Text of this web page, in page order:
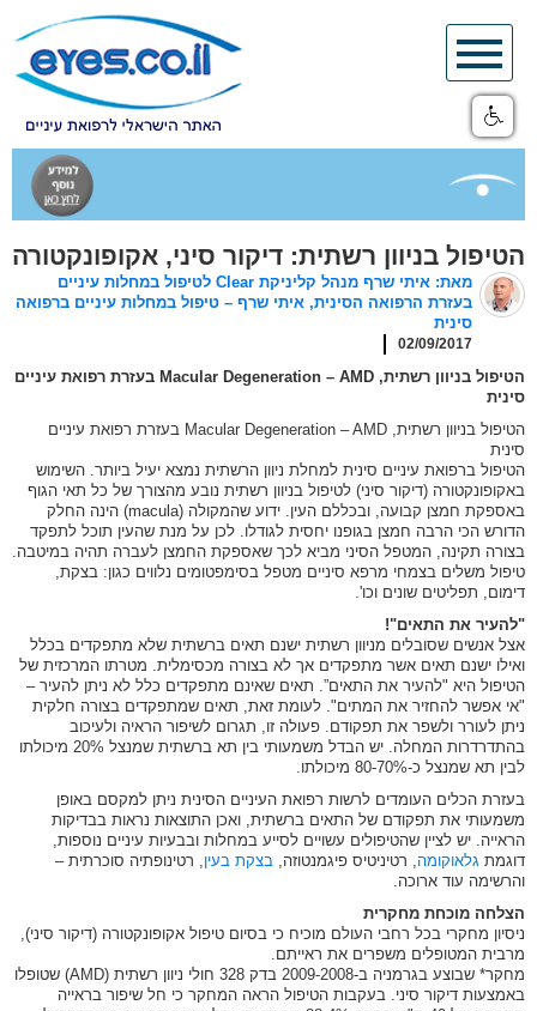
Skip
content
הטיפול בניוון רשתית: דיקור סיני, אקופונקטורה
מאת: איתי שרף מנהל קליניקת Clear לטיפול במחלות עיניים
בעזרת הרפואה הסינית, איתי שרף – טיפול במחלות עיניים ברפואה
סינית
02/09/2017
הטיפול בניוון רשתית, Macular Degeneration – AMD בעזרת רפואת עיניים
סינית
הטיפול בניוון רשתית, Macular Degeneration – AMD בעזרת רפואת עיניים
סינית
הטיפול ברפואת עיניים סינית למחלת ניוון הרשתית נמצא יעיל ביותר. השימוש
באקופונקטורה (דיקור סיני) לטיפול בניוון רשתית נובע מהצורך של כל תאי הגוף
באספקת חמצן קבועה, ובכללם העין. ידוע שהמקולה (macula) הינה החלק
הדורש הכי הרבה חמצן בגופנו יחסית לגודלו. לכן על מנת שהעין תוכל לתפקד
בצורה תקינה, המטפל הסיני מביא לכך שאספקת החמצן לעברה תהיה במיטבה.
טיפול משלים בצמחי מרפא סיניים מטפל בסימפטומים נלווים כגון: בצקת,
דימום, תפליטים שונים וכו'.
"להעיר את התאים"!
אצל אנשים שסובלים מניוון רשתית ישנם תאים ברשתית שלא מתפקדים בכלל
ואילו ישנם תאים אשר מתפקדים אך לא בצורה מכסימלית. מטרתו המרכזית של
הטיפול היא "להעיר את התאים”. תאים שאינם מתפקדים כלל לא ניתן להעיר –
"אי אפשר להחזיר את המתים". לעומת זאת, תאים שמתפקדים בצורה חלקית
ניתן לעורר ולשפר את תפקודם. פעולה זו, תגרום לשיפור הראיה ולעיכוב
בהתדרדרות המחלה. יש הבדל משמעותי בין תא ברשתית שמנצל 20% מיכולתו
לבין תא שמנצל כ-80-70% מיכולתו.
בעזרת הכלים העומדים לרשות רפואת העיניים הסינית ניתן למקסם באופן
משמעותי את תפקודם של התאים ברשתית, ואכן התוצאות נראות בבדיקות
הראייה. יש לציין שהטיפולים עשויים לסייע במחלות ובבעיות עיניים נוספות,
דוגמת גלאוקומה , רטיניטיס פיגמנטוזה, בצקת בעין , רטינופתיה סוכרתית –
והרשימה עוד ארוכה.
הצלחה מוכחת מחקרית
ניסיון מחקרי בכל רחבי העולם מוכיח כי בסיום טיפול אקופונקטורה (דיקור סיני),
מרבית המטופלים משפרים את ראייתם.
מחקר* שבוצע בגרמניה ב-2009-2008 בדק 328 חולי ניוון רשתית (AMD) שטופלו
באמצעות דיקור סיני. בעקבות הטיפול הראה המחקר כי חל שיפור בראייה